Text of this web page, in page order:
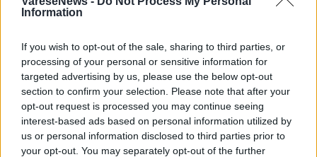
Information
If you wish to opt-out of the sale, sharing to third parties, or
processing of your personal or sensitive information for
targeted advertising by us, please use the below opt-out
section to confirm your selection. Please note that after your
opt-out request is processed you may continue seeing
interest-based ads based on personal information utilized by
us or personal information disclosed to third parties prior to
your opt-out. You may separately opt-out of the further
17 Agosto 2026
con le fiabe italiane di Italo Calvino
Viggiù
Piazza Artisti Viggiutesi